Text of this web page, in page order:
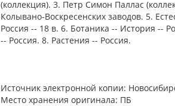
(коллекция). 3. Петр Симон Паллас
Колывано-Воскресенских заводов. 5.
Россия -- 18 в. 6. Ботаника -- История --
-- Россия. 8. Растения -- Россия.
Источник электронной копии:
Место хранения оригинала: ПБ